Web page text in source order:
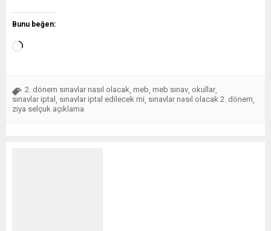
Bunu beğen:
2. dönem sınavlar nasıl olacak, meb, meb sınav, okullar,
sınavlar iptal , sınavlar iptal edilecek mi, sınavlar nasıl olacak 2. dönem,
ziya selçuk açıklama